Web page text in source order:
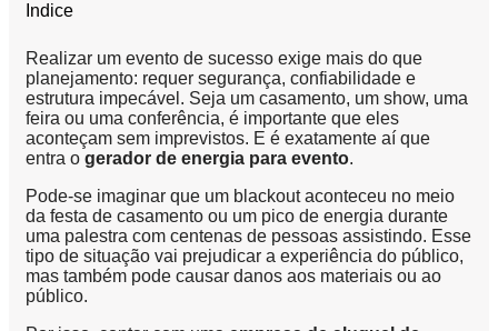
Indice
Realizar um evento de sucesso exige mais do que
planejamento: requer segurança, confiabilidade e
estrutura impecável. Seja um casamento, um show, uma
feira ou uma conferência, é importante que eles
aconteçam sem imprevistos. E é exatamente aí que
entra o gerador de energia para evento.
Pode-se imaginar que um blackout aconteceu no meio
da festa de casamento ou um pico de energia durante
uma palestra com centenas de pessoas assistindo. Esse
tipo de situação vai prejudicar a experiência do público,
mas também pode causar danos aos materiais ou ao
público.